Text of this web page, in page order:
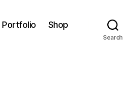
Portfolio Shop
Search